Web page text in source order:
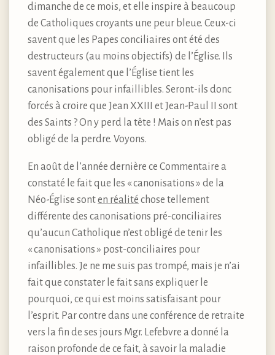
dimanche de ce mois, et elle inspire à beaucoup
de Catholiques croyants une peur bleue. Ceux-ci
savent que les Papes conciliaires ont été des
destructeurs (au moins objectifs) de l’Église. Ils
savent également que l’Église tient les
canonisations pour infaillibles. Seront-ils donc
forcés à croire que Jean XXIII et Jean-Paul II sont
des Saints ? On y perd la tête ! Mais on n’est pas
obligé de la perdre. Voyons.
En août de l’année dernière ce Commentaire a
constaté le fait que les « canonisations » de la
Néo-Église sonten réalité chose tellement
différente des canonisations pré-conciliaires
qu’aucun Catholique n’est obligé de tenir les
« canonisations » post-conciliaires pour
infaillibles. Je ne me suis pas trompé, mais je n’ai
fait que constater le fait sans expliquer le
pourquoi, ce qui est moins satisfaisant pour
l’esprit. Par contre dans une conférence de retraite
vers la fin de ses jours Mgr. Lefebvre a donné la
raison profonde de ce fait, à savoir la maladie